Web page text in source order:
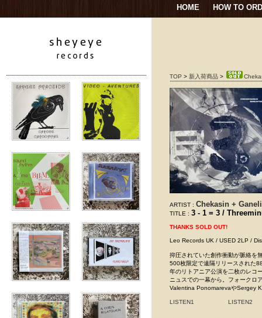
HOME HOW TO
TOP > 新入荷商品 >
ARTIST : Chekasin +
TITLE : 3 - 1 = 3 /
THANKS SOLD OUT!
Leo Records UK / USED 2LP /
抑圧されていた創作衝動が脈絡を
500枚限定で遠隔リリースされた
年のリトアニア公演を二枚のレコ
ニュスでの一幕から。フォークロ
Valentina PonomarevaやSergey
LISTEN1 LISTEN2